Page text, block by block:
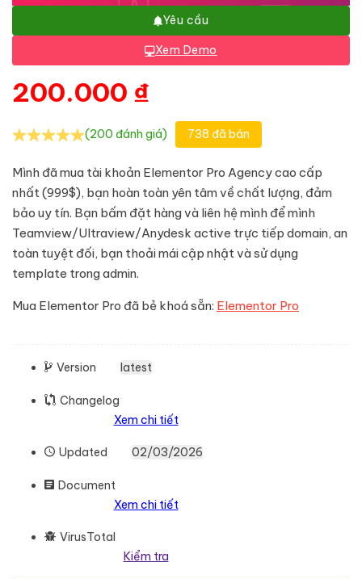
Yêu cầu
Xem Demo
200.000 ₫
(200 đánh giá) 738 đã bán
Mình đã mua tài khoản Elementor Pro Agency cao cấp
nhất (999$), bạn hoàn toàn yên tâm về chất lượng, đảm
bảo uy tín. Bạn bấm đặt hàng và liên hệ mình để mình
Teamview/Ultraview/Anydesk active trực tiếp domain, an
toàn tuyệt đối, bạn thoải mái cập nhật và sử dụng
template trong admin.
Mua Elementor Pro đã bẻ khoá sẵn: Elementor Pro
Version latest
Changelog
Xem chi tiết
Updated 02/03/2026
Document
Xem chi tiết
VirusTotal
Kiểm tra